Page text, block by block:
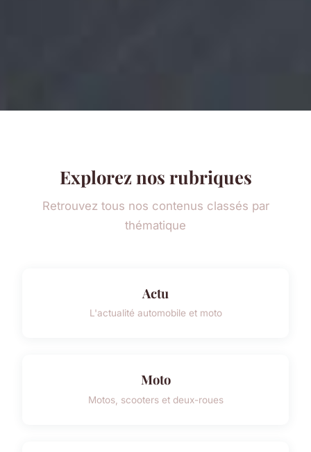
Explorez nos rubriques
Retrouvez tous nos contenus classés par
thématique
Actu
L'actualité automobile et moto
Moto
Motos, scooters et deux-roues